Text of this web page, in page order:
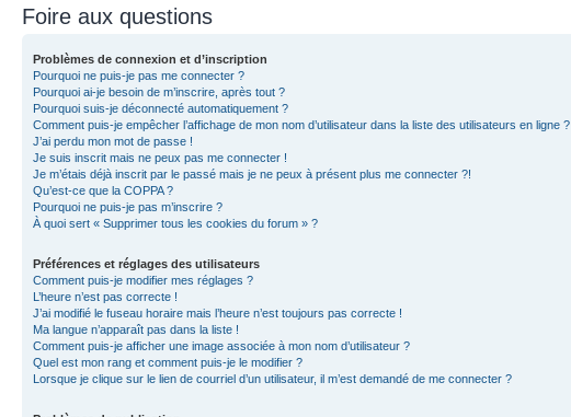
Foire aux questions
Problèmes de connexion et d’inscription
Pourquoi ne puis-je pas me connecter ?
Pourquoi ai-je besoin de m’inscrire, après tout ?
Pourquoi suis-je déconnecté automatiquement ?
Comment puis-je empêcher l’affichage de mon nom d’utilisateur dans la liste des utilisateurs en ligne ?
J’ai perdu mon mot de passe !
Je suis inscrit mais ne peux pas me connecter !
Je m’étais déjà inscrit par le passé mais je ne peux à présent plus me connecter ?!
Qu’est-ce que la COPPA ?
Pourquoi ne puis-je pas m’inscrire ?
À quoi sert « Supprimer tous les cookies du forum » ?
Préférences et réglages des utilisateurs
Comment puis-je modifier mes réglages ?
L’heure n’est pas correcte !
J’ai modifié le fuseau horaire mais l’heure n’est toujours pas correcte !
Ma langue n’apparaît pas dans la liste !
Comment puis-je afficher une image associée à mon nom d’utilisateur ?
Quel est mon rang et comment puis-je le modifier ?
Lorsque je clique sur le lien de courriel d’un utilisateur, il m’est demandé de me connecter ?